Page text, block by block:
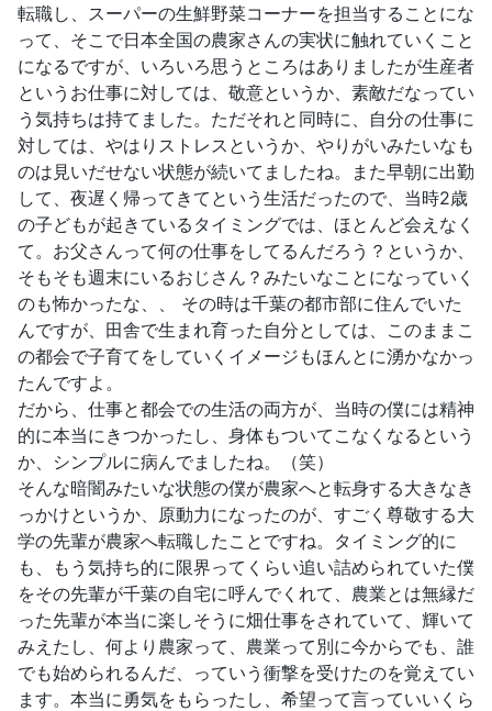
転職し、スーパーの生鮮野菜コーナーを担当することにな
って、そこで日本全国の農家さんの実状に触れていくこと
になるですが、いろいろ思うところはありましたが生産者
というお仕事に対しては、敬意というか、素敵だなってい
う気持ちは持てました。ただそれと同時に、自分の仕事に
対しては、やはりストレスというか、やりがいみたいなも
のは見いだせない状態が続いてましたね。また早朝に出勤
して、夜遅く帰ってきてという生活だったので、当時2歳
の子どもが起きているタイミングでは、ほとんど会えなく
て。お父さんって何の仕事をしてるんだろう？というか、
そもそも週末にいるおじさん？みたいなことになっていく
のも怖かったな、、 その時は千葉の都市部に住んでいた
んですが、田舎で生まれ育った自分としては、このままこ
の都会で子育てをしていくイメージもほんとに湧かなかっ
たんですよ。
だから、仕事と都会での生活の両方が、当時の僕には精神
的に本当にきつかったし、身体もついてこなくなるという
か、シンプルに病んでましたね。（笑）
そんな暗闇みたいな状態の僕が農家へと転身する大きなき
っかけというか、原動力になったのが、すごく尊敬する大
学の先輩が農家へ転職したことですね。タイミング的に
も、もう気持ち的に限界ってくらい追い詰められていた僕
をその先輩が千葉の自宅に呼んでくれて、農業とは無縁だ
った先輩が本当に楽しそうに畑仕事をされていて、輝いて
みえたし、何より農家って、農業って別に今からでも、誰
でも始められるんだ、っていう衝撃を受けたのを覚えてい
ます。本当に勇気をもらったし、希望って言っていいくら